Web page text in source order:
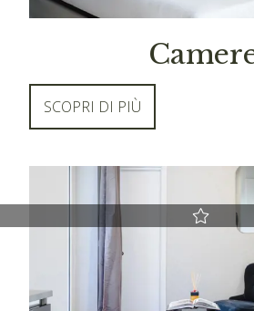
Miglior prezzo
Early Check-in e Late Check-
Upgrade gratuito della
SCOPRI DI PIÙ